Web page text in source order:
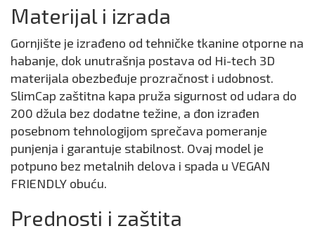
Materijal i izrada
Gornjište je izrađeno od tehničke tkanine otporne na
habanje, dok unutrašnja postava od Hi-tech 3D
materijala obezbeđuje prozračnost i udobnost.
SlimCap zaštitna kapa pruža sigurnost od udara do
200 džula bez dodatne težine, a đon izrađen
posebnom tehnologijom sprečava pomeranje
punjenja i garantuje stabilnost. Ovaj model je
potpuno bez metalnih delova i spada u VEGAN
FRIENDLY obuću.
Prednosti i zaštita